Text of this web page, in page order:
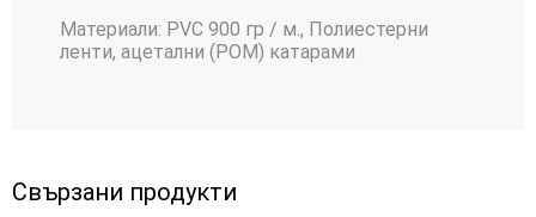
Материали: PVC 900 гр / м., Полиестерни
ленти, ацетални (POM) катарами
Свързани продукти